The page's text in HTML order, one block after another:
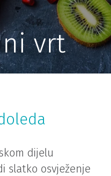
vrt
dijelu
slatko osvježenje